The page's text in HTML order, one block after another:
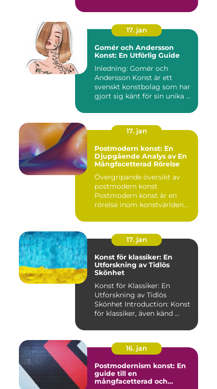
17. jan
Gomér och Andersson
Konst: En Utförlig Guide
Inledning: Gomér och
Andersson Konst är ett
svenskt konstbolag som har
gjort sig känt för sin unika ...
17. jan
Postmodern konst: En
Djupgående Analys av En
Mångfacetterad Rörelse
Övergripande översikt av
postmodern konst
Postmodern konst är en
rörelse inom konstvärlden
17. jan
Konst för klassiker: En
Utforskning av Tidlös
Skönhet
Konst för Klassiker: En
Utforskning av Tidlös
Skönhet Introduction: Konst
för klassiker, även känd ...
16. jan
Postmodernism konst: En
guide till en
mångfacetterad och